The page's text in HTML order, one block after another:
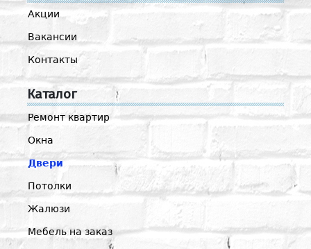
Акции
Вакансии
Контакты
Каталог
Ремонт квартир
Окна
Двери
Потолки
Жалюзи
Мебель на заказ